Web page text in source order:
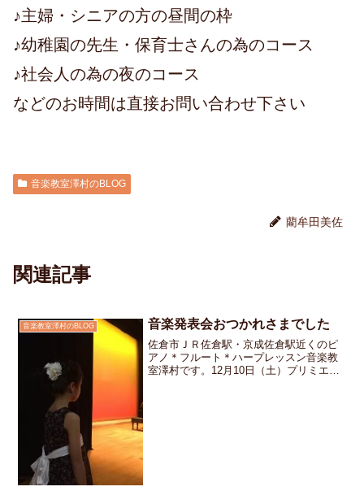
♪主婦・シニアの方の昼間の枠
♪幼稚園の先生・保育士さんの為のコース
♪社会人の為の夜のコース
などのお時間は直接お問い合わせ下さい
音楽教室澤村のBLOG
藺牟田美佐
関連記事
音楽教室澤村のBLOG 音楽発表会おつかれさまでした
佐倉市ＪＲ佐倉駅・京成佐倉駅近くのピ
アノ＊フルート＊ハープレッスン音楽教
室澤村です。12月10日（土）プリミエー